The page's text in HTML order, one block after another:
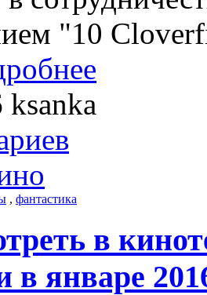
"10
ksanka
, фантастика
в
в январе